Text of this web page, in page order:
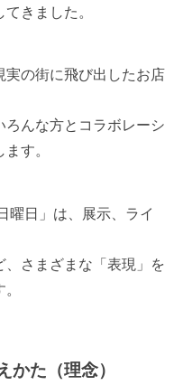
きました。
の街に飛び出したお店
んな方とコラボレーシ
す。
曜日」は、展示、ライ
さまざまな「表現」を
た（理念）